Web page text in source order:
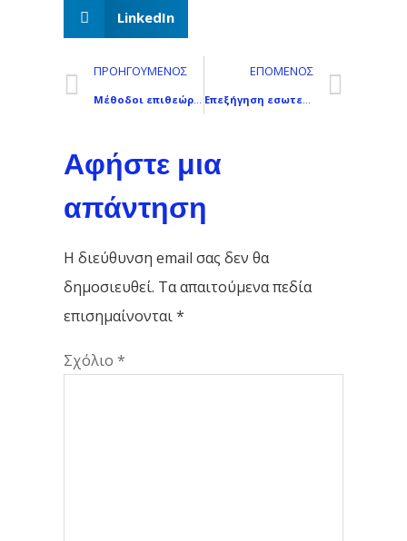
LinkedIn
ΠΡΟΗΓΟΎΜΕΝΟΣ ΕΠΌΜΕΝΟΣ
Επεξήγηση εσωτερικών εξαρτημάτων smartphone: Μέσα σε μια σύγχρονη ηλεκτρονική συσκευή ακριβείας
Αφήστε μια
απάντηση
Η διεύθυνση email σας δεν θα
δημοσιευθεί. Τα απαιτούμενα πεδία
επισημαίνονται*
Σχόλιο *